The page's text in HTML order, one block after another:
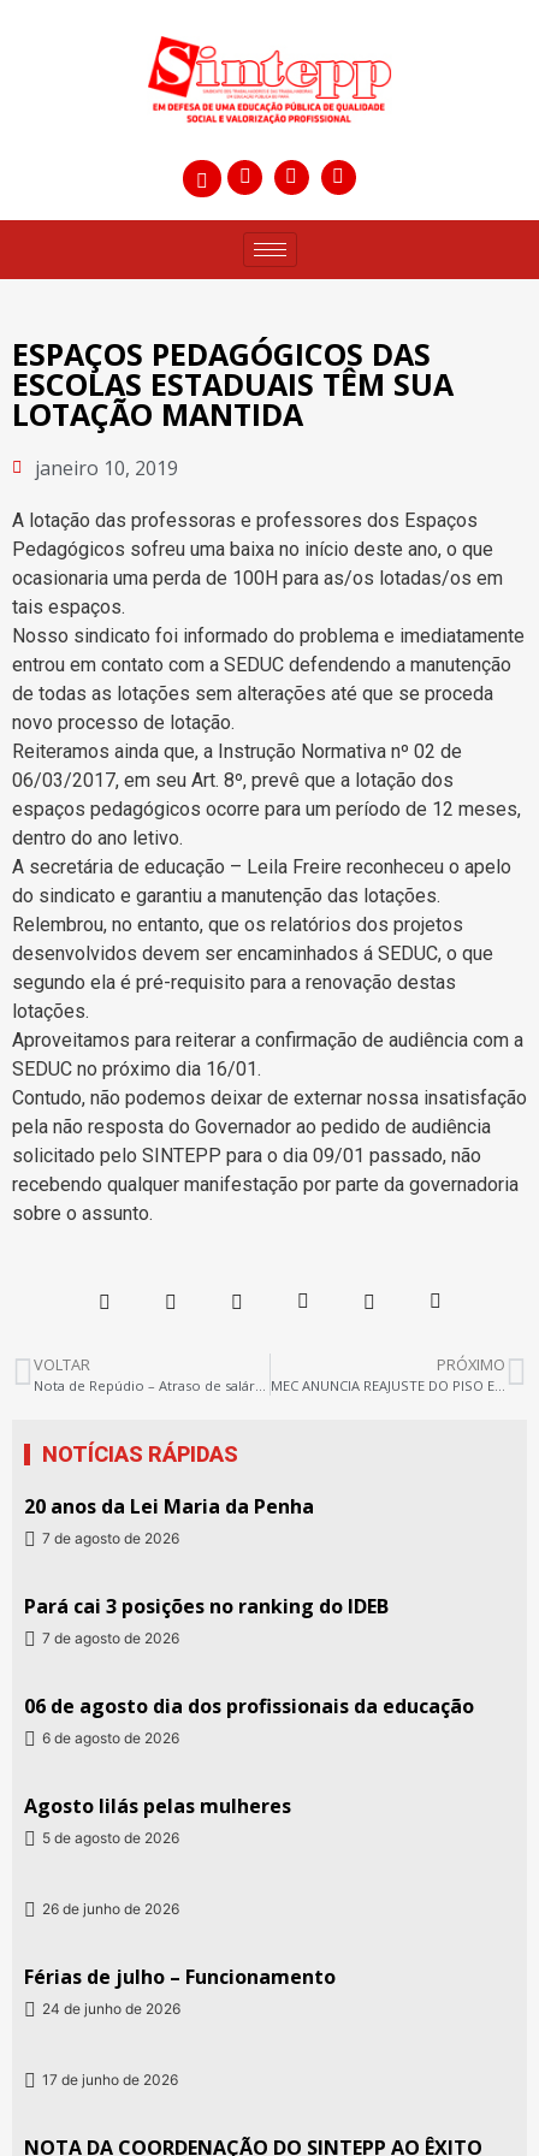
ESPAÇOS PEDAGÓGICOS DAS
ESCOLAS ESTADUAIS TÊM SUA
LOTAÇÃO MANTIDA
janeiro 10, 2019
A lotação das professoras e professores dos Espaços
Pedagógicos sofreu uma baixa no início deste ano, o que
ocasionaria uma perda de 100H para as/os lotadas/os em
tais espaços.
Nosso sindicato foi informado do problema e imediatamente
entrou em contato com a SEDUC defendendo a manutenção
de todas as lotações sem alterações até que se proceda
novo processo de lotação.
Reiteramos ainda que, a Instrução Normativa nº 02 de
06/03/2017, em seu Art. 8º, prevê que a lotação dos
espaços pedagógicos ocorre para um período de 12 meses,
dentro do ano letivo.
A secretária de educação – Leila Freire reconheceu o apelo
do sindicato e garantiu a manutenção das lotações.
Relembrou, no entanto, que os relatórios dos projetos
desenvolvidos devem ser encaminhados á SEDUC, o que
segundo ela é pré-requisito para a renovação destas
lotações.
Aproveitamos para reiterar a confirmação de audiência com a
SEDUC no próximo dia 16/01.
Contudo, não podemos deixar de externar nossa insatisfação
pela não resposta do Governador ao pedido de audiência
solicitado pelo SINTEPP para o dia 09/01 passado, não
recebendo qualquer manifestação por parte da governadoria
sobre o assunto.
VOLTAR PRÓXIMO
MEC ANUNCIA REAJUSTE DO PISO EM 4,17% PARA 2019
NOTÍCIAS RÁPIDAS
20 anos da Lei Maria da Penha
7 de agosto de 2026
Pará cai 3 posições no ranking do IDEB
7 de agosto de 2026
06 de agosto dia dos profissionais da educação
6 de agosto de 2026
Agosto lilás pelas mulheres
5 de agosto de 2026
26 de junho de 2026
Férias de julho – Funcionamento
24 de junho de 2026
17 de junho de 2026
NOTA DA COORDENAÇÃO DO SINTEPP AO ÊXITO